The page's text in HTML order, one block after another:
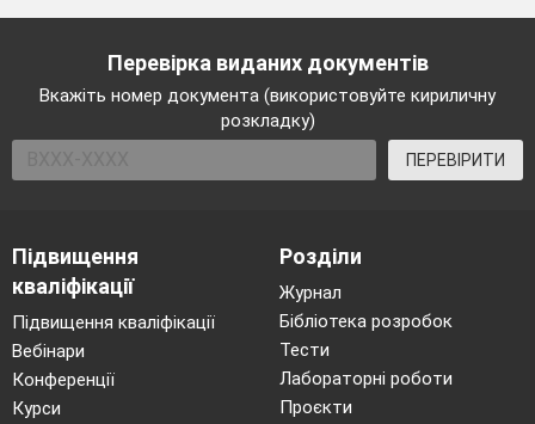
Перевірка виданих документів
Вкажіть номер документа (використовуйте кириличну
розкладку)
ПЕРЕВІРИТИ
Підвищення
кваліфікації
Підвищення кваліфікації
Вебінари
Конференції
Курси
Розділи
Журнал
Бібліотека розробок
Тести
Лабораторні роботи
Проєкти